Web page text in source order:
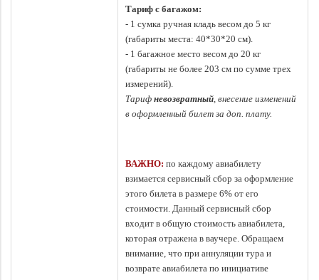
Тариф с багажом:
- 1 сумка ручная кладь весом до 5 кг
(габариты места: 40*30*20 см).
- 1 багажное место весом до 20 кг
(габариты не более 203 см по сумме трех
измерений).
Тариф невозвратный, внесение изменений
в оформленный билет за доп. плату.
ВАЖНО: по каждому авиабилету
взимается сервисный сбор за оформление
этого билета в размере 6% от его
стоимости. Данный сервисный сбор
входит в общую стоимость авиабилета,
которая отражена в ваучере. Обращаем
внимание, что при аннуляции тура и
возврате авиабилета по инициативе